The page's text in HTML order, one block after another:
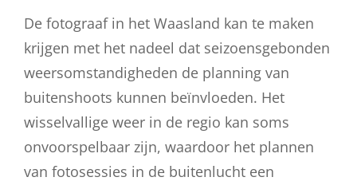
De fotograaf in het Waasland kan te maken
krijgen met het nadeel dat seizoensgebonden
weersomstandigheden de planning van
buitenshoots kunnen beïnvloeden. Het
wisselvallige weer in de regio kan soms
onvoorspelbaar zijn, waardoor het plannen
van fotosessies in de buitenlucht een